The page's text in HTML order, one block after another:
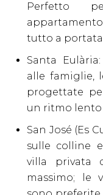
Perfetto
tutto a
Santa
alle famiglie,
progettate
un ritmo
San José (Es
sulle colline
villa privata
massimo; le